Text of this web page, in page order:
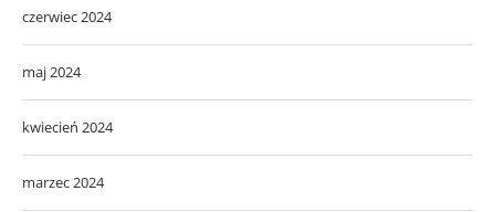
czerwiec 2024
maj 2024
kwiecień 2024
marzec 2024